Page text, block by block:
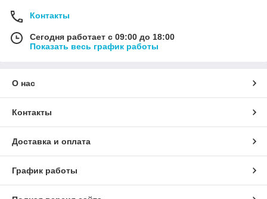
Контакты
Сегодня работает с 09:00 до 18:00
Показать весь график работы
О нас
Контакты
Доставка и оплата
График работы